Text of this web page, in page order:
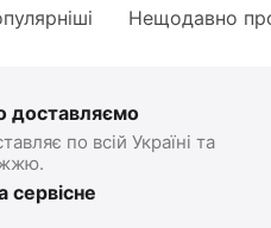
Нещодавно
доставляємо
по всій Україні та
сервісне